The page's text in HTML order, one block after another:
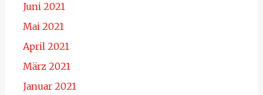
Juni 2021
Mai 2021
April 2021
März 2021
Januar 2021